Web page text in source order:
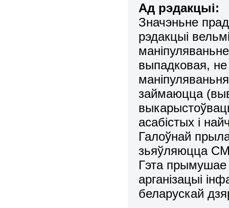
Ад рэдакцыі:
Значэньне
рэдакцыі
выпадковая,
займаюцца
асабістых і
Галоўнай
зьяўляюцца
Гэта прымушае
арганізацыі
беларускай